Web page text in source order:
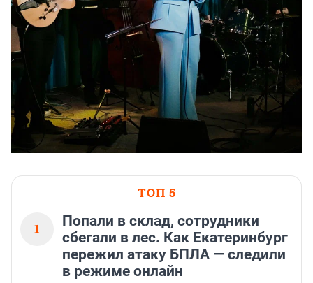
ТОП 5
1
Попали в склад, сотрудники
сбегали в лес. Как Екатеринбург
пережил атаку БПЛА — следили
в режиме онлайн